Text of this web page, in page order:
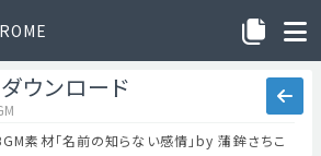
ウンロード
素材「名前の知らない感情」by 蒲鉾さちこ